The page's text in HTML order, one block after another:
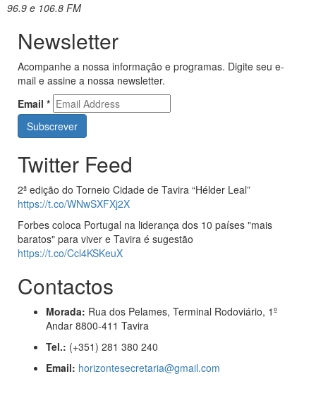
96.9 e 106.8 FM
Newsletter
Acompanhe a nossa informação e programas. Digite seu e-
mail e assine a nossa newsletter.
Email *
Twitter Feed
2ª edição do Torneio Cidade de Tavira “Hélder Leal”
https://t.co/WNwSXFXj2X
Forbes coloca Portugal na liderança dos 10 países "mais
baratos" para viver e Tavira é sugestão
https://t.co/Ccl4KSKeuX
Contactos
Morada: Rua dos Pelames, Terminal Rodoviário, 1º
Andar 8800-411 Tavira
Tel.: (+351) 281 380 240
Email: horizontesecretaria@gmail.com